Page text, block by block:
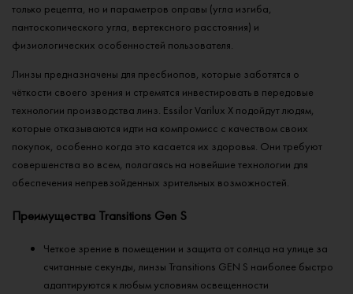
только рецепта, но и параметров оправы (угла изгиба,
пантоскопического угла, вертексного расстояния) и
физиологических особенностей пользователя.
Линзы предназначены для пресбиопов, которые заботятся о
чёткости своего зрения и стремятся инвестировать в передовые
технологии производства линз. Essilor Varilux X подойдут людям,
которые отказываются идти на компромисс с качеством своих
покупок, особенно когда это касается их здоровья. Они требуют
совершенства во всем, полагаясь на новейшие технологии для
обеспечения непревзойденных зрительных возможностей.
Преимущества Transitions Gen S
Четкое зрение в помещении и защита от солнца на улице за
считанные секунды, линзы Transitions GEN S наиболее быстро
адаптируются к любым условиям освещенности